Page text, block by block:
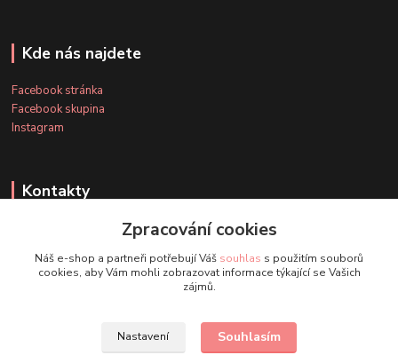
Kde nás najdete
Facebook stránka
Facebook skupina
Instagram
Kontakty
+420 607 163 127
(Po-Pá, 8-20 hod., So-Ne, 8-14 hod.)
Zpracování cookies
Náš e-shop a partneři potřebují Váš souhlas s použitím souborů
cookies, aby Vám mohli zobrazovat informace týkající se Vašich
zájmů.
Nastavení Souhlasím